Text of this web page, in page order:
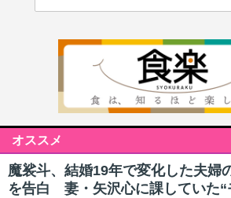
オススメ
魔裟斗、結婚19年で変化した夫婦
を告白 妻・矢沢心に課していた“